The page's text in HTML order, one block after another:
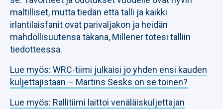
maltilliset, mutta tiedän että talli ja kaikki
irlantilaisfanit ovat parivaljakon ja heidän
mahdollisuutensa takana, Millener totesi talliin
tiedotteessa.
Lue myös: WRC-tiimi julkaisi jo yhden ensi kauden
kuljettajistaan – Martins Sesks on se toinen?
Lue myös: Rallitiimi laittoi venäläiskuljettajan